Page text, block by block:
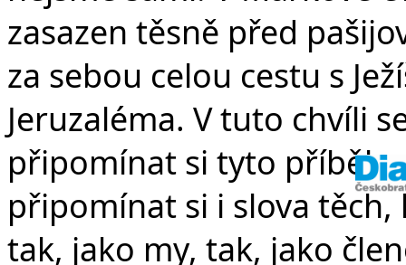
zasazen těsně před
za sebou celou cestu s
Jeruzaléma. V tuto chvíli
připomínat si tyto
připomínat si i slova
tak, jako my, tak, jako